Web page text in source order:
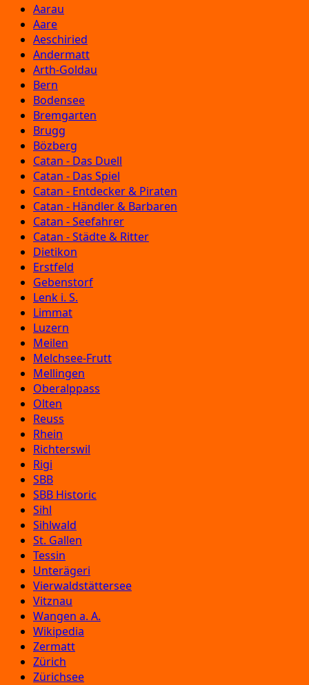
Aarau
Aare
Aeschiried
Andermatt
Arth-Goldau
Bern
Bodensee
Bremgarten
Brugg
Bözberg
Catan - Das Duell
Catan - Das Spiel
Catan - Entdecker & Piraten
Catan - Händler & Barbaren
Catan - Seefahrer
Catan - Städte & Ritter
Dietikon
Erstfeld
Gebenstorf
Lenk i. S.
Limmat
Luzern
Meilen
Melchsee-Frutt
Mellingen
Oberalppass
Olten
Reuss
Rhein
Richterswil
Rigi
SBB
SBB Historic
Sihl
Sihlwald
St. Gallen
Tessin
Unterägeri
Vierwaldstättersee
Vitznau
Wangen a. A.
Wikipedia
Zermatt
Zürich
Zürichsee